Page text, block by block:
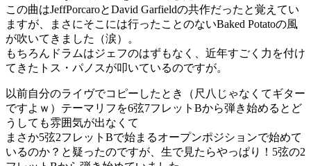
この曲はJeffPorcaroとDavid Garfieldの共作だったと覚えてい
ますが、まさにそこには行ったことのないBaked Potatoの風
が吹いてきました（涙）。
もちろんドラムはジェフのはずもなく、近年すごく力を付け
てきたトス・パノスが叩いているのですが。
以前自分のライヴでコピーしたとき（尺八じゃなくてギター
ですよｗ）テーマリフを6弦7フレットBから弾き始めるとど
うしても雰囲気が出なくて
まさか5弦2フレットBで始まるオープンポジションで始めて
いるのか？と疑ったのですが、生で見たらやっぱり！5弦の2